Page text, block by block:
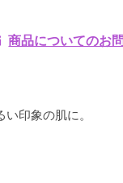
商品についてのお
印象の肌に。